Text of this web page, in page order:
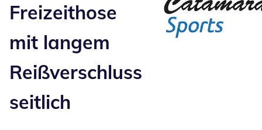
Freizeithose
mit langem
Reißverschluss
seitlich